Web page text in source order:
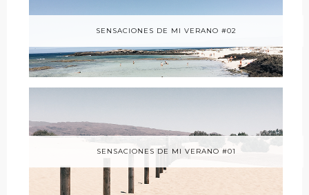
SENSACIONES DE MI VERANO #02
SENSACIONES DE MI VERANO #01